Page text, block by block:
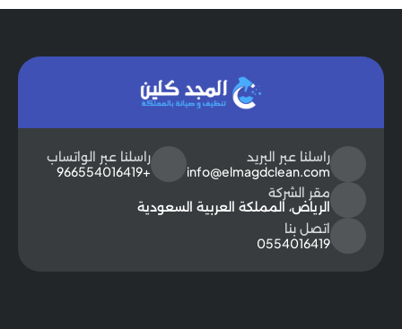
راسلنا عبر البريد
info@elmagdclean.com
راسلنا عبر الواتساب
+966554016419
مقر الشركة
الرياض، المملكة العربية السعودية
اتصل بنا
0554016419